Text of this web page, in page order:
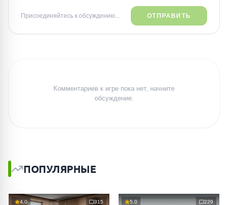
Присоединяйтесь к обсуждению... ОТПРАВИТЬ
Комментариев к игре пока нет, начните
обсуждение.
ПОПУЛЯРНЫЕ
4.0 315 5.0 229